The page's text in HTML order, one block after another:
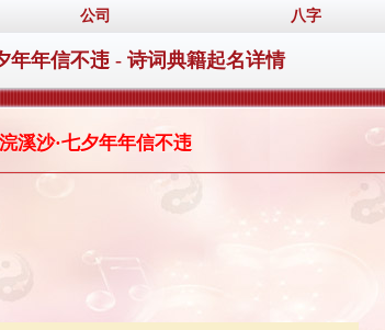
公司 八字
年年信不违 - 诗词典籍起名详情
浣溪沙·七夕年年信不违